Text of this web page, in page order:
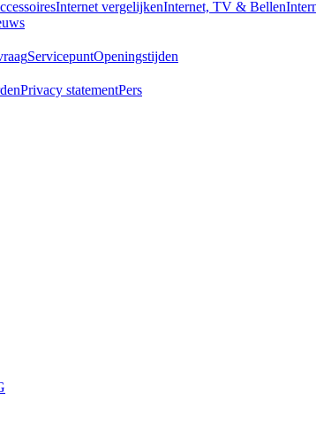
Internet vergelijkenInternet, TV & Bellen
ServicepuntOpeningstijden
Privacy statementPers